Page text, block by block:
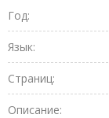
Год:
Язык:
Страниц:
Описание: